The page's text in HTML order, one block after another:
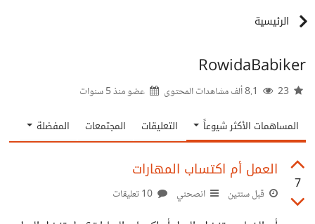
الرئيسية
RowidaBabiker
عضو منذ5 سنوات
المساهمات الأكثر شيوعاً التعليقات المجتمعات المفضلة
7
العمل أم اكتساب المهارات
قبل سنتين انصحني